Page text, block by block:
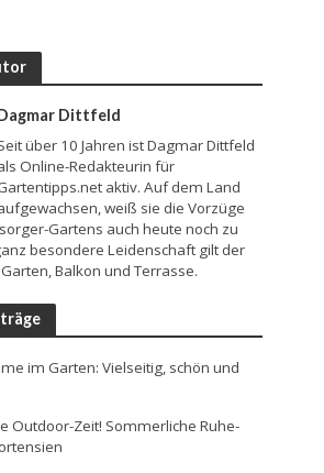
Dittfeld
über 10 Jahren ist Dagmar Dittfeld
Online-Redakteurin für
aktiv. Auf dem Land
weiß sie die Vorzüge
Gartens auch heute noch zu
besondere Leidenschaft gilt der
Balkon und Terrasse.
im Garten: Vielseitig, schön und
Outdoor-Zeit! Sommerliche Ruhe-